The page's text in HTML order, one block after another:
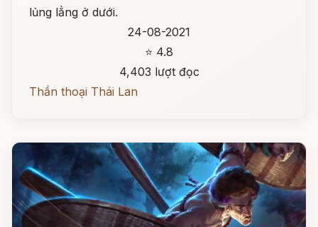
lủng lẳng ở dưới.
24-08-2021
⭐ 4.8
4,403 lượt đọc
Thần thoại Thái Lan